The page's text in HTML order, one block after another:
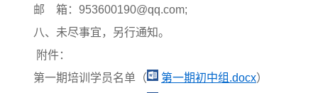
邮 箱：953600190@qq.com;
八、未尽事宜，另行通知。
附件：
第一期培训学员名单（
第一期初中组.docx）